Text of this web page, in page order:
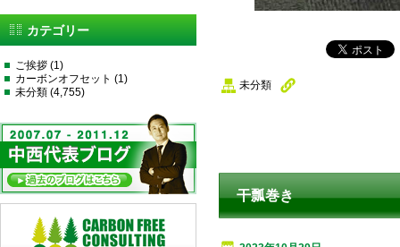
未分類
干瓢巻き
カテゴリー
ご挨拶 (1)
カーボンオフセット (1)
未分類 (4,755)